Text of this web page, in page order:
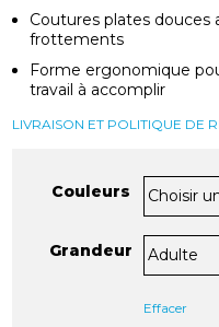
Coutures plates
frottements
Forme ergonomique
travail à accomplir
LIVRAISON ET POLITIQUE DE
Couleurs
Grandeur
Effacer